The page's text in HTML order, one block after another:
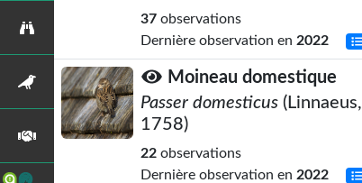
37 observations
Dernière observation en 2022
Moineau domestique
Passer domesticus (Linnaeus,
1758)
22 observations
Dernière observation en 2022